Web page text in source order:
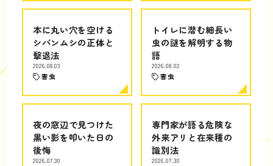
本に丸い穴を空ける
シバンムシの正体と
撃退法
2026.08.03
害虫
トイレに潜む細長い
虫の謎を解明する物
語
2026.08.02
害虫
夜の窓辺で見つけた
黒い影を叩いた日の
後悔
2026.07.30
専門家が語る危険な
外来アリと在来種の
識別法
2026.07.30